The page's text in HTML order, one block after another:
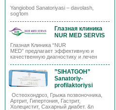
Yangiobod Sanatoriyasi – davolash,
sog’lom
Глазная клиника
NUR MED SERVIS
Глазная Клиника “NUR
MED” предлагает эффективную и
качественную диагностику и лечен
”SIHATGOH”
Sanatoriy-
profilaktoriysi
Остеохондроз, Грыжа позвоночника,
Артрит, Гипертония, Гастрит,
Холецистит, Сахарный диабет. &n